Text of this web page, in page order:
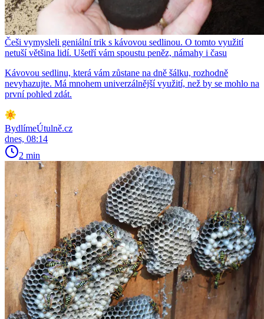
Češi vymysleli geniální trik s kávovou sedlinou. O tomto využití
netuší většina lidí. Ušetří vám spoustu peněz, námahy i času
Kávovou sedlinu, která vám zůstane na dně šálku, rozhodně
nevyhazujte. Má mnohem univerzálnější využití, než by se mohlo na
první pohled zdát.
BydlímeÚtulně.cz
dnes, 08:14
2 min